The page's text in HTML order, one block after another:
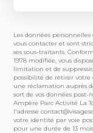
Les données
vous contacter et sont
ses sous-traitants.
1978 modifiée, vous
limitation et de
possibilité de retirer
une réclamation auprès
sort de vos données post-
Ampère Parc Activité La
l'adresse
votre identité par voie
pour une durée de 13